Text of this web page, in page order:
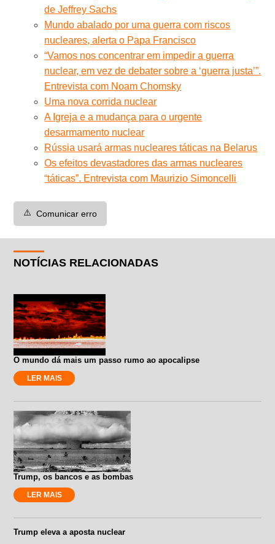
de Jeffrey Sachs
Mundo abalado por uma guerra com riscos
nucleares, alerta o Papa Francisco
“Vamos nos concentrar em impedir a guerra
nuclear, em vez de debater sobre a ‘guerra justa’”.
Entrevista com Noam Chomsky
Uma nova corrida nuclear
A Igreja e a mudança para o urgente
desarmamento nuclear
Rússia usará armas nucleares táticas na Belarus
Os efeitos devastadores das armas nucleares
“táticas”. Entrevista com Maurizio Simoncelli
⚠️ Comunicar erro
NOTÍCIAS RELACIONADAS
O mundo dá mais um passo rumo ao apocalipse
LER MAIS
Trump, os bancos e as bombas
LER MAIS
Trump eleva a aposta nuclear